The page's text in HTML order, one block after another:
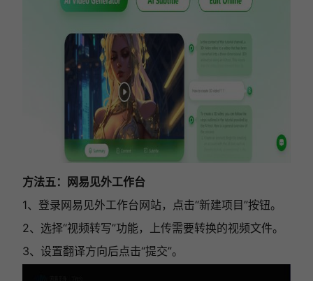
方法五：网易见外工作台
1、登录网易见外工作台网站，点击“新建项目”按钮。
2、选择“视频转写”功能，上传需要转换的视频文件。
3、设置翻译方向后点击“提交”。